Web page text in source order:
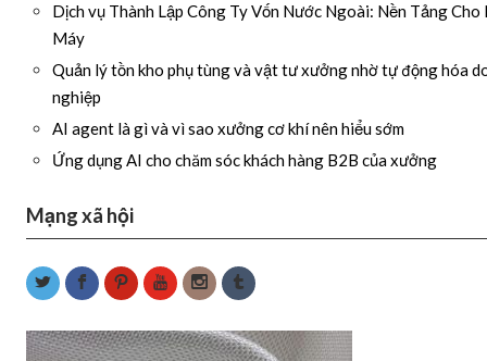
Dịch vụ Thành Lập Công Ty Vốn Nước Ngoài: Nền Tảng Cho
Máy
Quản lý tồn kho phụ tùng và vật tư xưởng nhờ tự động hóa
nghiệp
AI agent là gì và vì sao xưởng cơ khí nên hiểu sớm
Ứng dụng AI cho chăm sóc khách hàng B2B của xưởng
Mạng xã hội